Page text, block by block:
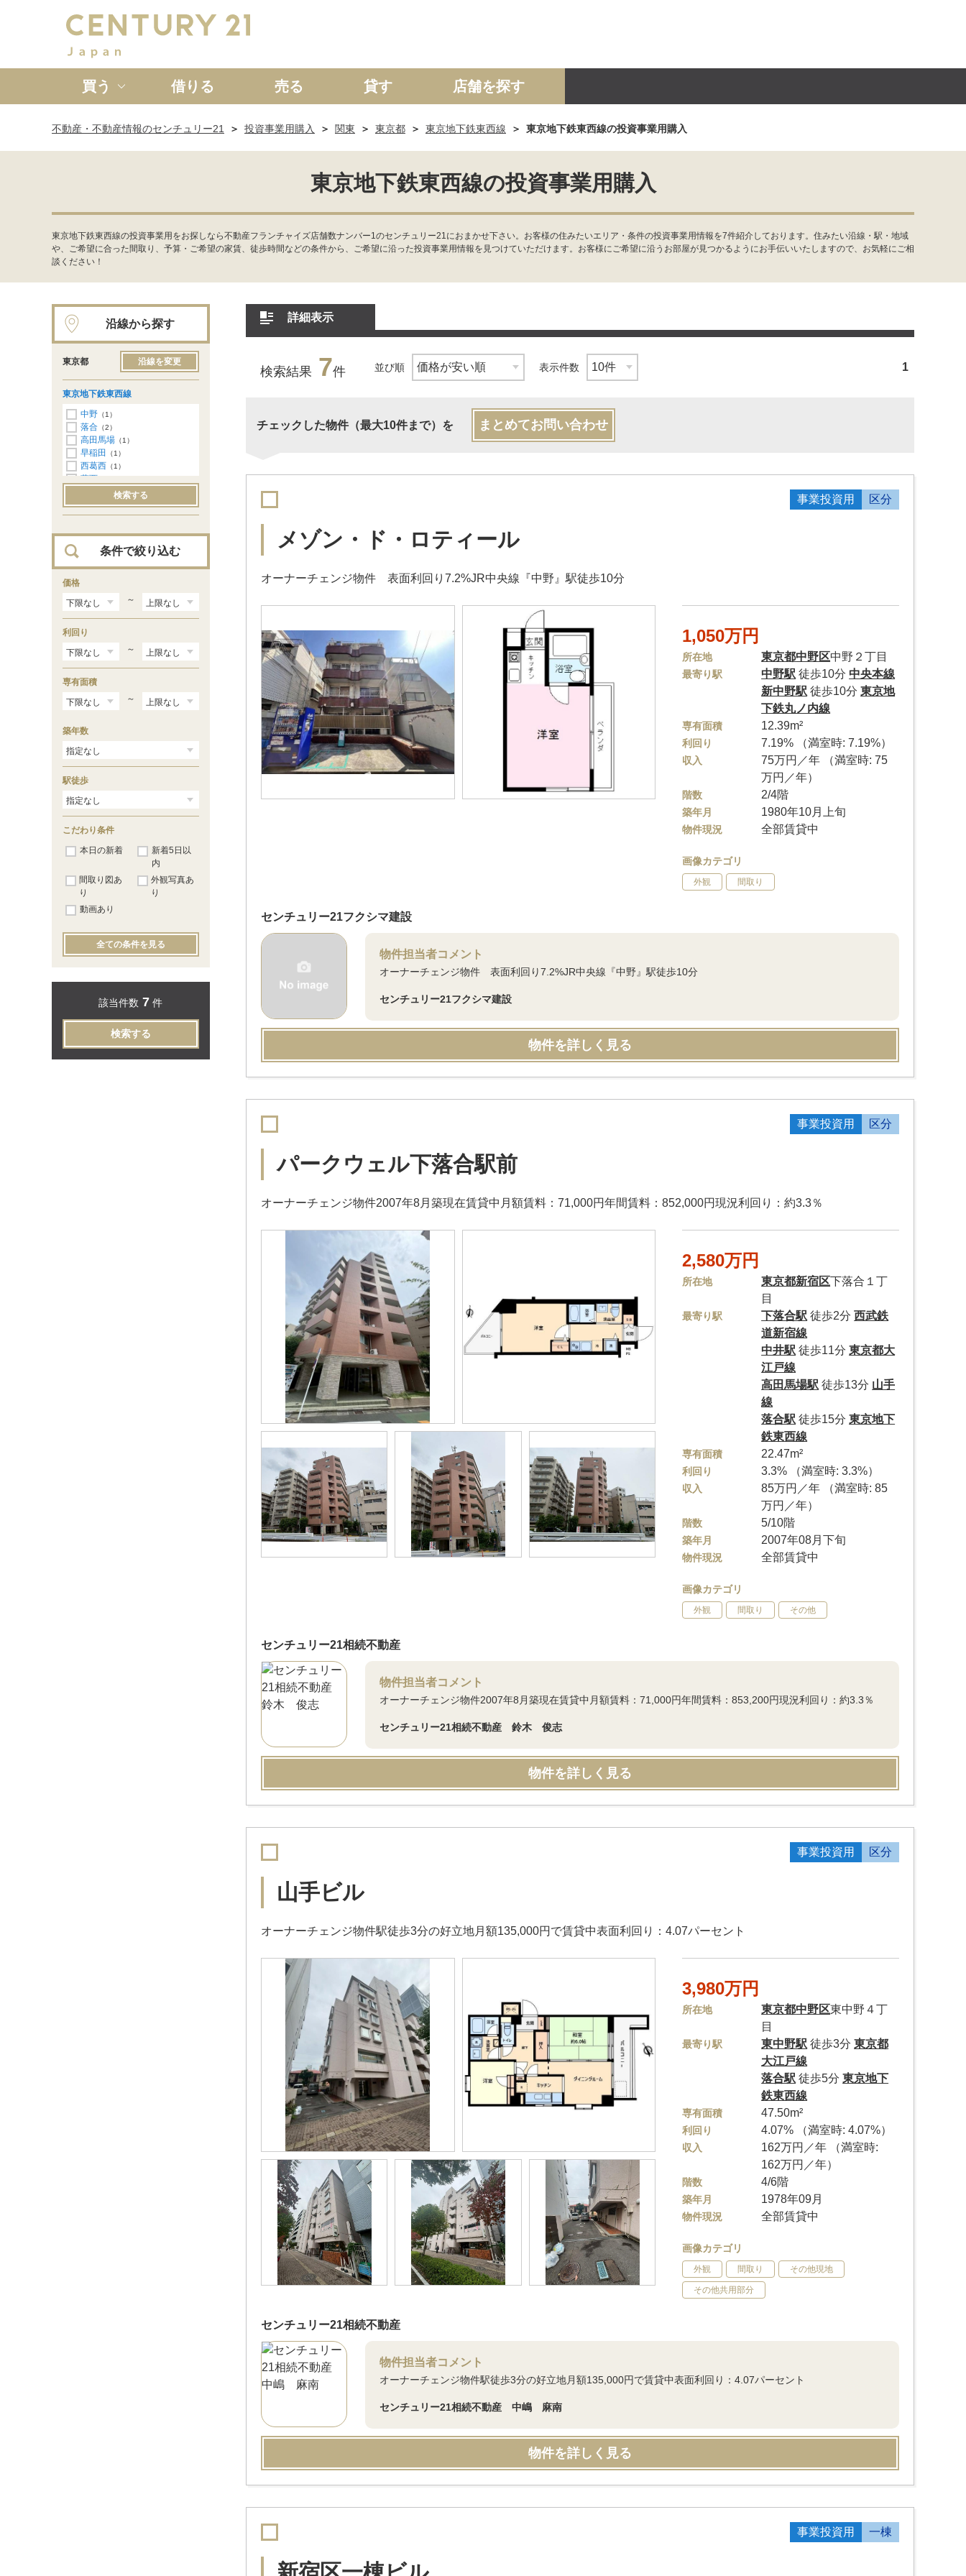
買う
新築一戸建て 中古一戸建て マンション 土地 事業投資用
借りる 売る 貸す 店舗を探す
不動産・不動産情報のセンチュリー21 投資事業用購入 関東 東京都 東京地下鉄東西線 東京地下鉄東西線の投資事業用購入
東京地下鉄東西線の投資事業用購入
東京地下鉄東西線の投資事業用をお探しなら不動産フランチャイズ店舗数ナンバー1のセンチュリー21におまかせ下さい。お客様の住みたいエリア・条件の投資事業用情報を7件紹介しております。住みたい沿線・駅・地域
や、ご希望に合った間取り、予算・ご希望の家賃、徒歩時間などの条件から、ご希望に沿った投資事業用情報を見つけていただけます。お客様にご希望に沿うお部屋が見つかるようにお手伝いいたしますので、お気軽にご相
談ください！
詳細表示
検索結果 7件 並び順 表示件数 1
チェックした物件（最大10件まで）を まとめてお問い合わせ
事業投資用 区分
メゾン・ド・ロティール
オーナーチェンジ物件 表面利回り7.2%JR中央線『中野』駅徒歩10分
1,050万円
所在地 東京都中野区中野２丁目
最寄り駅 中野駅 徒歩10分 中央本線
新中野駅 徒歩10分東京地
下鉄丸ノ内線
専有面積 12.39m²
利回り 7.19% （満室時: 7.19%）
収入
75万円／年 （満室時: 75
万円／年）
階数 2/4階
築年月 1980年10月上旬
物件現況 全部賃貸中
画像カテゴリ
外観 間取り
センチュリー21フクシマ建設
物件担当者コメント
オーナーチェンジ物件 表面利回り7.2%JR中央線『中野』駅徒歩10分
センチュリー21フクシマ建設
物件を詳しく見る
事業投資用 区分
パークウェル下落合駅前
オーナーチェンジ物件2007年8月築現在賃貸中月額賃料：71,000円年間賃料：852,000円現況利回り：約3.3％
2,580万円
所在地 東京都新宿区下落合１丁
目
最寄り駅 下落合駅 徒歩2分西武鉄
道新宿線
中井駅 徒歩11分東京都大
江戸線
高田馬場駅 徒歩13分 山手
線
落合駅 徒歩15分東京地下
鉄東西線
専有面積 22.47m²
利回り 3.3% （満室時: 3.3%）
収入
85万円／年 （満室時: 85
万円／年）
階数 5/10階
築年月 2007年08月下旬
物件現況 全部賃貸中
画像カテゴリ
外観 間取り その他
センチュリー21相続不動産
物件担当者コメント
オーナーチェンジ物件2007年8月築現在賃貸中月額賃料：71,000円年間賃料：853,200円現況利回り：約3.3％
センチュリー21相続不動産 鈴木 俊志
物件を詳しく見る
事業投資用 区分
山手ビル
オーナーチェンジ物件駅徒歩3分の好立地月額135,000円で賃貸中表面利回り：4.07パーセント
3,980万円
所在地 東京都中野区東中野４丁
目
最寄り駅 東中野駅 徒歩3分東京都
大江戸線
落合駅 徒歩5分東京地下
鉄東西線
専有面積 47.50m²
利回り 4.07% （満室時: 4.07%）
収入
162万円／年 （満室時:
162万円／年）
階数 4/6階
築年月 1978年09月
物件現況 全部賃貸中
画像カテゴリ
外観 間取り その他現地
その他共用部分
センチュリー21相続不動産
物件担当者コメント
オーナーチェンジ物件駅徒歩3分の好立地月額135,000円で賃貸中表面利回り：4.07パーセント
センチュリー21相続不動産 中嶋 麻南
物件を詳しく見る
事業投資用 一棟
沿線から探す
東京都 沿線を変更
東京地下鉄東西線
中野 （1）
落合 （2）
高田馬場 （1）
早稲田 （1）
西葛西 （1）
葛西
検索する
条件で絞り込む
価格
～
利回り
～
専有面積
～
築年数
駅徒歩
こだわり条件
本日の新着
新着5日以
内
間取り図あ
り
外観写真あ
り
動画あり
全ての条件を見る
該当件数 7 件
検索する